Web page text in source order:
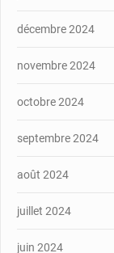
décembre 2024
novembre 2024
octobre 2024
septembre 2024
août 2024
juillet 2024
juin 2024